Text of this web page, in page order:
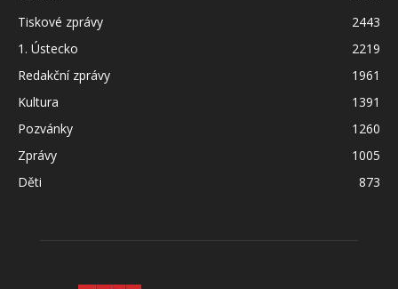
Tiskové zprávy
2443
1. Ústecko
2219
Redakční zprávy
1961
Kultura
1391
Pozvánky
1260
Zprávy
1005
Děti
873